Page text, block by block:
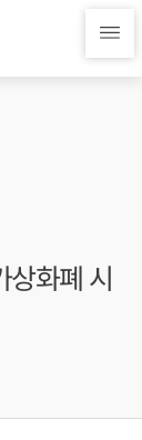
상화폐 시